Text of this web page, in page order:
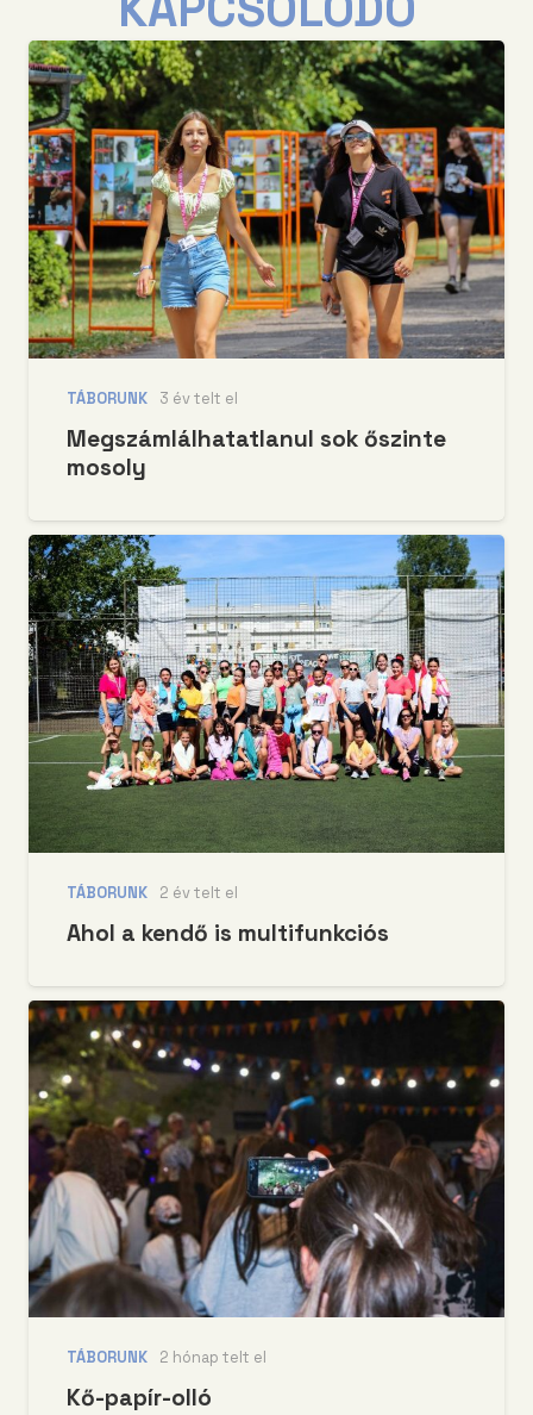
TÁBORUNK 3 év telt el
Megszámlálhatatlanul sok őszinte
mosoly
TÁBORUNK 2 év telt el
Ahol a kendő is multifunkciós
TÁBORUNK 2 hónap telt el
Kő-papír-olló